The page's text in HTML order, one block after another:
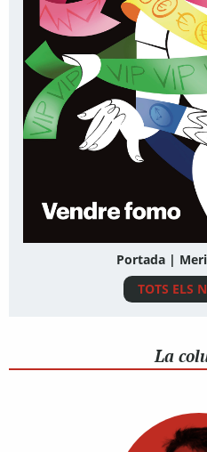
Portada |
TOTS ELS
La